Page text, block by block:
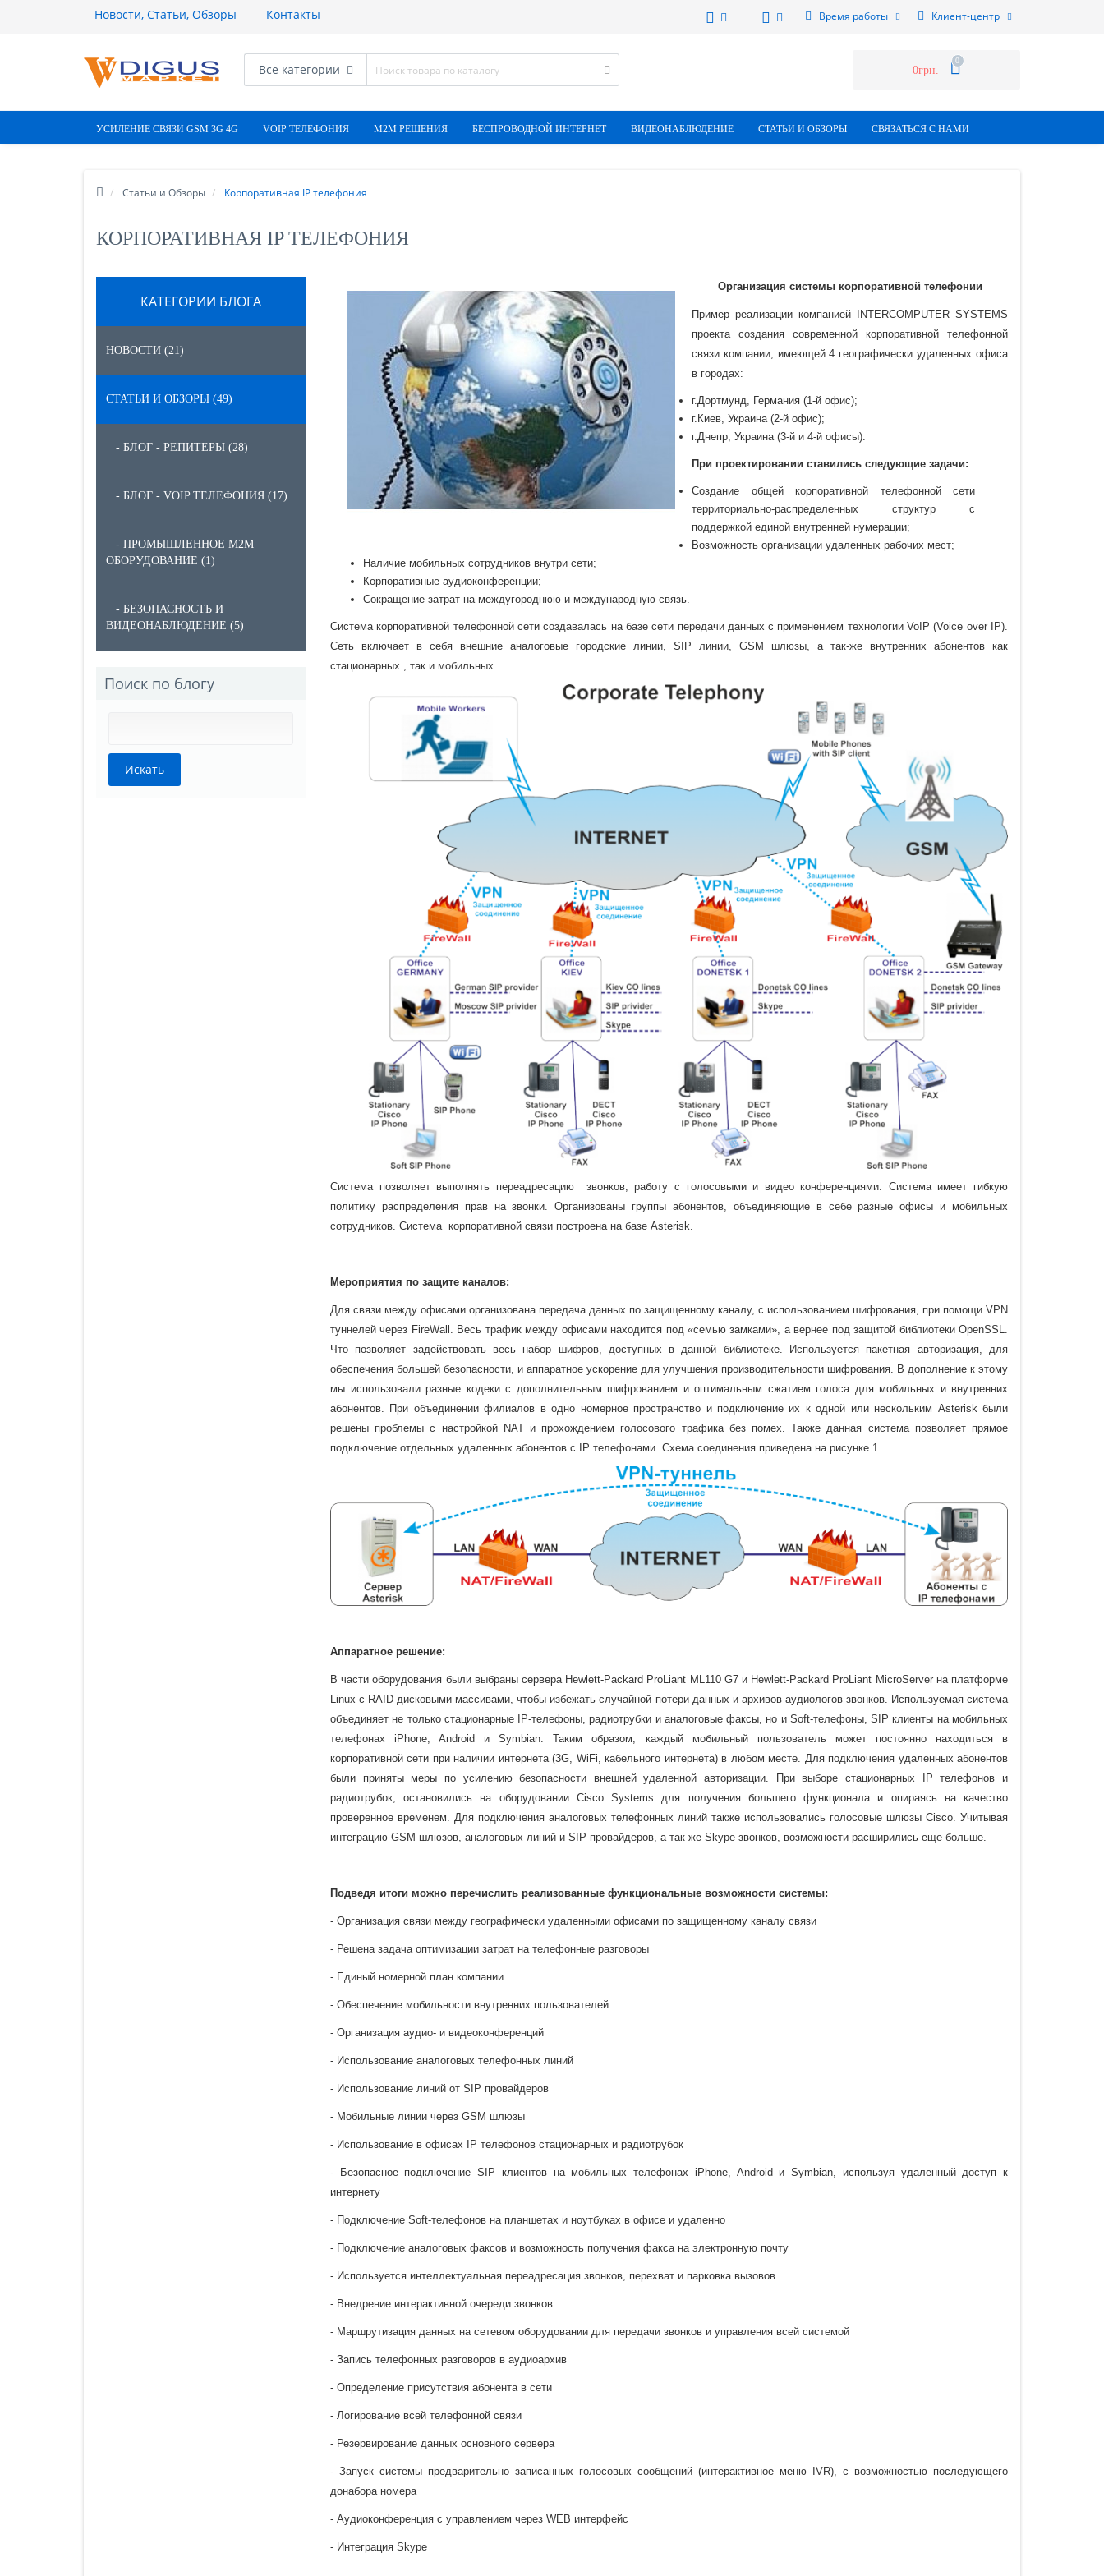
Новости, Статьи, Обзоры Контакты Время работы Клиент-центр
Все категории 0грн.
0
УСИЛЕНИЕ СВЯЗИ GSM 3G 4G VOIP ТЕЛЕФОНИЯ M2M РЕШЕНИЯ БЕСПРОВОДНОЙ ИНТЕРНЕТ ВИДЕОНАБЛЮДЕНИЕ СТАТЬИ И ОБЗОРЫ СВЯЗАТЬСЯ С НАМИ
Статьи и Обзоры Корпоративная IP телефония
КОРПОРАТИВНАЯ IP ТЕЛЕФОНИЯ
КАТЕГОРИИ БЛОГА
НОВОСТИ (21)
СТАТЬИ И ОБЗОРЫ (49)
- БЛОГ - РЕПИТЕРЫ (28)
- БЛОГ - VOIP ТЕЛЕФОНИЯ (17)
- ПРОМЫШЛЕННОЕ M2M
ОБОРУДОВАНИЕ (1)
- БЕЗОПАСНОСТЬ И
ВИДЕОНАБЛЮДЕНИЕ (5)
Поиск по блогу
Организация системы корпоративной телефонии
Пример реализации компанией INTERCOMPUTER SYSTEMS
проекта создания современной корпоративной телефонной
связи компании, имеющей 4 географически удаленных офиса
в городах:
г.Дортмунд, Германия (1-й офис);
г.Киев, Украина (2-й офис);
г.Днепр, Украина (3-й и 4-й офисы).
При проектировании ставились следующие задачи:
Создание общей корпоративной телефонной сети
территориально-распределенных структур с
поддержкой единой внутренней нумерации;
Возможность организации удаленных рабочих мест;
Наличие мобильных сотрудников внутри сети;
Корпоративные аудиоконференции;
Сокращение затрат на междугороднюю и международную связь.
Система корпоративной телефонной сети создавалась на базе сети передачи данных с применением технологии VoIP (Voice over IP).
Сеть включает в себя внешние аналоговые городские линии, SIP линии, GSM шлюзы, а так-же внутренних абонентов как
стационарных , так и мобильных.
Система позволяет выполнять переадресацию звонков, работу с голосовыми и видео конференциями. Система имеет гибкую
политику распределения прав на звонки. Организованы группы абонентов, объединяющие в себе разные офисы и мобильных
сотрудников. Система корпоративной связи построена на базе Asterisk.
Мероприятия по защите каналов:
Для связи между офисами организована передача данных по защищенному каналу, с использованием шифрования, при помощи VPN
туннелей через FireWall. Весь трафик между офисами находится под «семью замками», а вернее под защитой библиотеки OpenSSL.
Что позволяет задействовать весь набор шифров, доступных в данной библиотеке. Используется пакетная авторизация, для
обеспечения большей безопасности, и аппаратное ускорение для улучшения производительности шифрования. В дополнение к этому
мы использовали разные кодеки с дополнительным шифрованием и оптимальным сжатием голоса для мобильных и внутренних
абонентов. При объединении филиалов в одно номерное пространство и подключение их к одной или нескольким Asterisk были
решены проблемы с настройкой NAT и прохождением голосового трафика без помех. Также данная система позволяет прямое
подключение отдельных удаленных абонентов с IP телефонами. Схема соединения приведена на рисунке 1
Аппаратное решение:
В части оборудования были выбраны сервера Hewlett-Packard ProLiant ML110 G7 и Hewlett-Packard ProLiant MicroServer на платформе
Linux с RAID дисковыми массивами, чтобы избежать случайной потери данных и архивов аудиологов звонков. Используемая система
объединяет не только стационарные IP-телефоны, радиотрубки и аналоговые факсы, но и Soft-телефоны, SIP клиенты на мобильных
телефонах iPhone, Android и Symbian. Таким образом, каждый мобильный пользователь может постоянно находиться в
корпоративной сети при наличии интернета (3G, WiFi, кабельного интернета) в любом месте. Для подключения удаленных абонентов
были приняты меры по усилению безопасности внешней удаленной авторизации. При выборе стационарных IP телефонов и
радиотрубок, остановились на оборудовании Cisco Systems для получения большего функционала и опираясь на качество
проверенное временем. Для подключения аналоговых телефонных линий также использовались голосовые шлюзы Cisco. Учитывая
интеграцию GSM шлюзов, аналоговых линий и SIP провайдеров, а так же Skype звонков, возможности расширились еще больше.
Подведя итоги можно перечислить реализованные функциональные возможности системы:
- Организация связи между географически удаленными офисами по защищенному каналу связи
- Решена задача оптимизации затрат на телефонные разговоры
- Единый номерной план компании
- Обеспечение мобильности внутренних пользователей
- Организация аудио- и видеоконференций
- Использование аналоговых телефонных линий
- Использование линий от SIP провайдеров
- Мобильные линии через GSM шлюзы
- Использование в офисах IP телефонов стационарных и радиотрубок
- Безопасное подключение SIP клиентов на мобильных телефонах iPhone, Android и Symbian, используя удаленный доступ к
интернету
- Подключение Soft-телефонов на планшетах и ноутбуках в офисе и удаленно
- Подключение аналоговых факсов и возможность получения факса на электронную почту
- Используется интеллектуальная переадресация звонков, перехват и парковка вызовов
- Внедрение интерактивной очереди звонков
- Маршрутизация данных на сетевом оборудовании для передачи звонков и управления всей системой
- Запись телефонных разговоров в аудиоархив
- Определение присутствия абонента в сети
- Логирование всей телефонной связи
- Резервирование данных основного сервера
- Запуск системы предварительно записанных голосовых сообщений (интерактивное меню IVR), с возможностью последующего
донабора номера
- Аудиоконференция с управлением через WEB интерфейс
- Интеграция Skype